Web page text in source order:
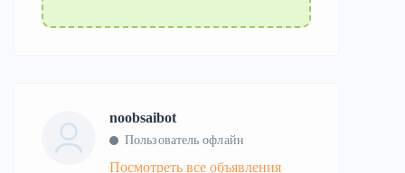
noobsaibot
Пользователь офлайн
Посмотреть все объявления